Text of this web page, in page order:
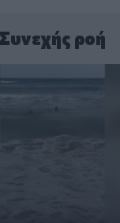
Συνεχής ροή